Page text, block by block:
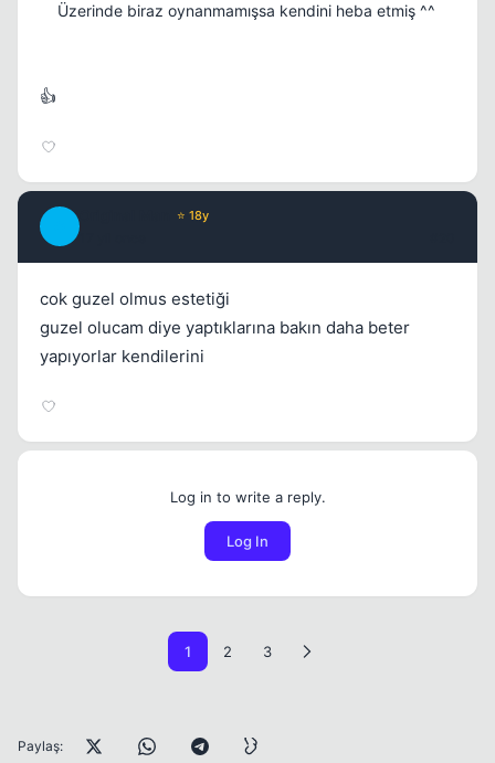
Üzerinde biraz oynanmamışsa kendini heba etmiş ^^
👍
⭐ 18y
cok guzel olmus estetiği
guzel olucam diye yaptıklarına bakın daha beter
yapıyorlar kendilerini
Log in to write a reply.
Log In
1 2 3
Paylaş: